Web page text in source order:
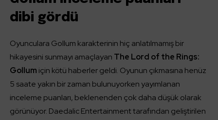
dibi gördü
Oyunculara Gollum karakterinin hiç anlatılmamış bir
hikayesini sunmayı amaçlayan The Lord of the Rings:
Gollum için kötü haberler geldi. Oyunun çıkmasına henüz
5 saate yakın bir zaman bulunuyorken yayımlanan
inceleme puanları, beklenenden çok daha düşük olarak
görünüyor. Daedalic Entertainment tarafından geliştirilen